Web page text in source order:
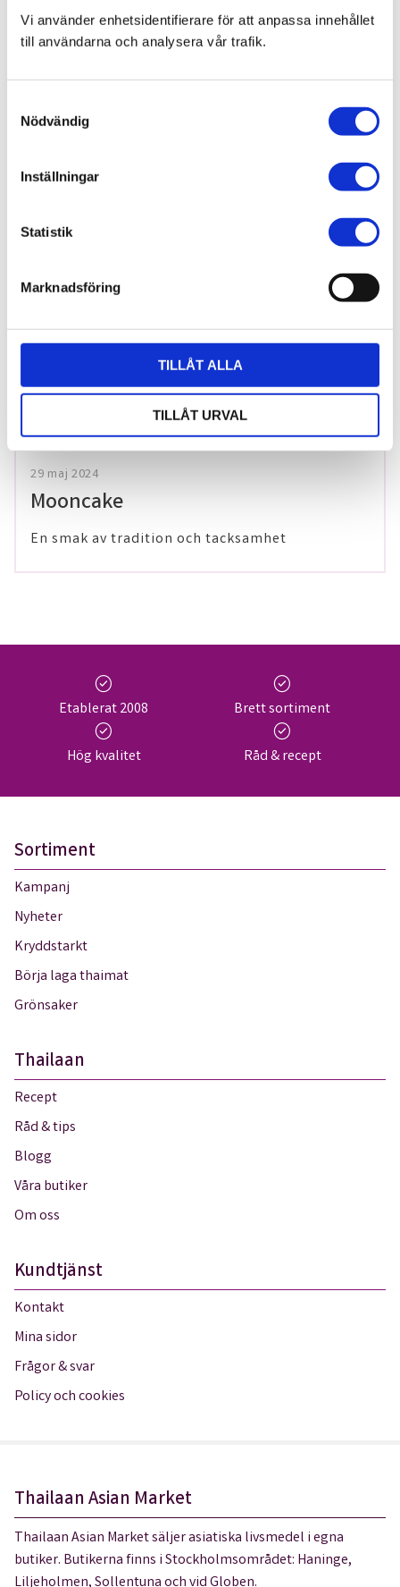
Vi använder enhetsidentifierare för att anpassa innehållet
till användarna och analysera vår trafik.
Nödvändig
Inställningar
Statistik
Marknadsföring
TILLÅT ALLA
TILLÅT URVAL
7 juni 2026
köket
8 februari 2026
gluten!
20 december 2025
Förkylningssäsongen är inte över –
värm dig med våra teer på Thailaan
29 maj 2024
Mooncake
En smak av tradition och tacksamhet
check_circle
Etablerat 2008
check_circle
Brett sortiment
check_circle
Hög kvalitet
check_circle
Råd & recept
Sortiment
Kampanj
Nyheter
Kryddstarkt
Börja laga thaimat
Grönsaker
Thailaan
Recept
Råd & tips
Blogg
Våra butiker
Om oss
Kundtjänst
Kontakt
Mina sidor
Frågor & svar
Policy och cookies
Thailaan Asian Market
Thailaan Asian Market säljer asiatiska livsmedel i egna
butiker. Butikerna finns i Stockholmsområdet: Haninge,
Liljeholmen, Sollentuna och vid Globen.